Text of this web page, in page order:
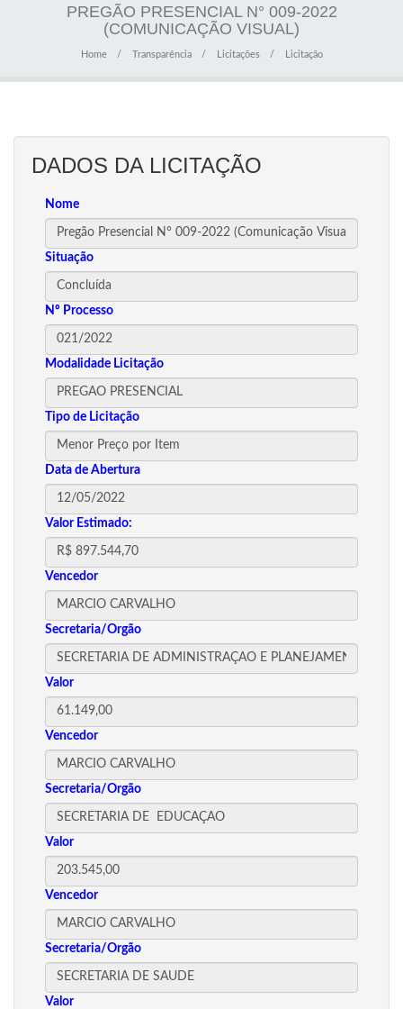
PREGÃO PRESENCIAL N° 009-2022
(COMUNICAÇÃO VISUAL)
Home Transparência Licitações Licitação
DADOS DA LICITAÇÃO
Nome
Situação
Nº Processo
Modalidade Licitação
Tipo de Licitação
Data de Abertura
Valor Estimado:
Vencedor
Secretaria/Orgão
Valor
Vencedor
Secretaria/Orgão
Valor
Vencedor
Secretaria/Orgão
Valor